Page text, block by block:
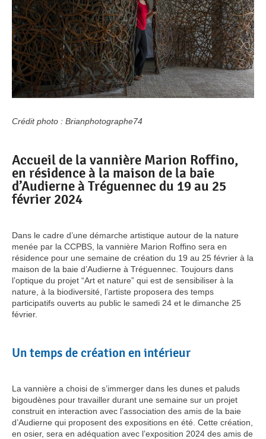
Crédit photo : Brianphotographe74
Accueil de la vannière Marion Roffino,
en résidence à la maison de la baie
d’Audierne à Tréguennec du 19 au 25
février 2024
Dans le cadre d’une démarche artistique autour de la nature
menée par la CCPBS, la vannière Marion Roffino sera en
résidence pour une semaine de création du 19 au 25 février à la
maison de la baie d’Audierne à Tréguennec. Toujours dans
l’optique du projet “Art et nature” qui est de sensibiliser à la
nature, à la biodiversité, l’artiste proposera des temps
participatifs ouverts au public le samedi 24 et le dimanche 25
février.
Un temps de création en intérieur
La vannière a choisi de s’immerger dans les dunes et paluds
bigoudènes pour travailler durant une semaine sur un projet
construit en interaction avec l’association des amis de la baie
d’Audierne qui proposent des expositions en été. Cette création,
en osier, sera en adéquation avec l’exposition 2024 des amis de